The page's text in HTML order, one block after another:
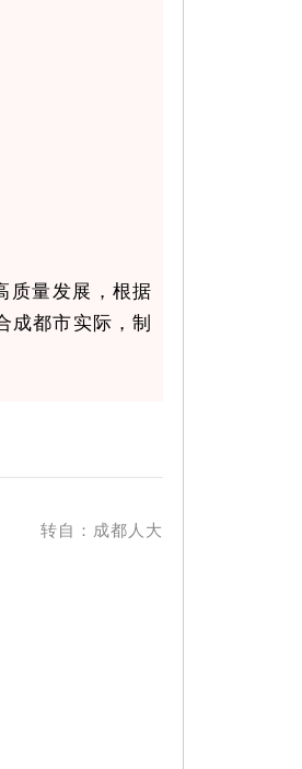
质量发展，根据
成都市实际，制
或者按小时计费
转自：成都人大